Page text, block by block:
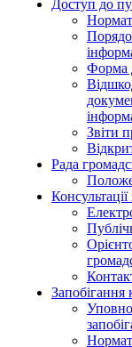
Доступ до
Форма
Звіти
Рада
Запобігання